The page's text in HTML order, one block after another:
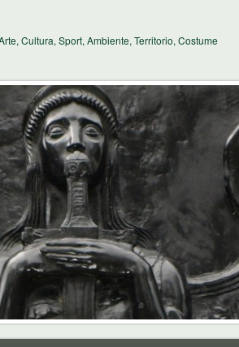
Cultura, Sport, Ambiente, Territorio, Costume